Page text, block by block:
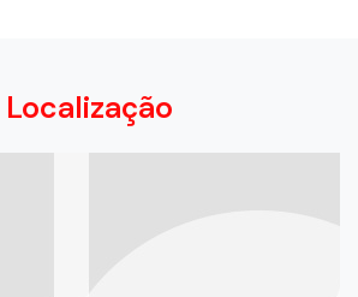
Localização